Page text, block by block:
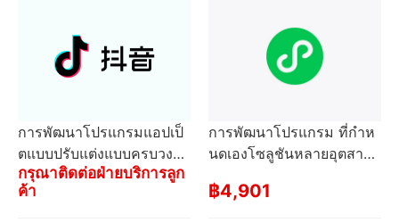
การพัฒนาโปรแกรมแอปเป็
ตแบบปรับแต่งแบบครบวงจร
สําหรับอุตสาหกรรมทั้งหมด
บริการปรับตัว
กรุณาติดต่อฝ่ายบริการลูก
ค้า
การพัฒนาโปรแกรม ที่กําห
นดเองโซลูชันหลายอุตสาห
ภาพ
฿4,901